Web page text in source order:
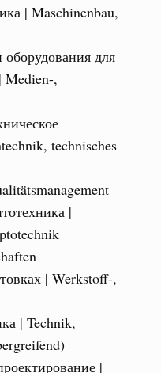
| Maschinenbau,
для
Medien-,
technisches
|
| Werkstoff-,
| Technik,
|